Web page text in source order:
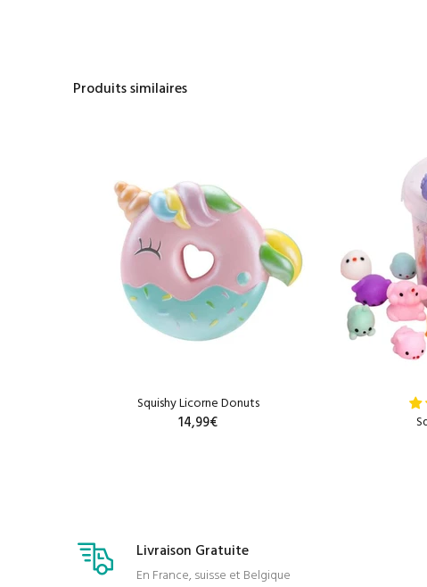
Produits similaires
Squishy Licorne Donuts
14,99€
Livraison Gratuite
En France, suisse et Belgique